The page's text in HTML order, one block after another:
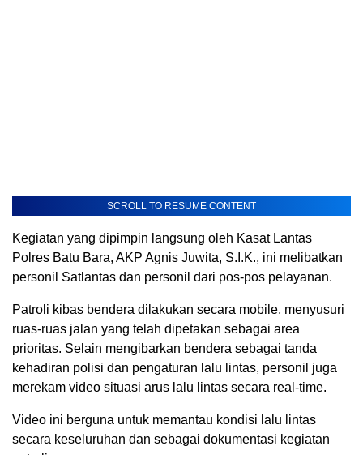
SCROLL TO RESUME CONTENT
Kegiatan yang dipimpin langsung oleh Kasat Lantas
Polres Batu Bara, AKP Agnis Juwita, S.I.K., ini melibatkan
personil Satlantas dan personil dari pos-pos pelayanan.
Patroli kibas bendera dilakukan secara mobile, menyusuri
ruas-ruas jalan yang telah dipetakan sebagai area
prioritas. Selain mengibarkan bendera sebagai tanda
kehadiran polisi dan pengaturan lalu lintas, personil juga
merekam video situasi arus lalu lintas secara real-time.
Video ini berguna untuk memantau kondisi lalu lintas
secara keseluruhan dan sebagai dokumentasi kegiatan